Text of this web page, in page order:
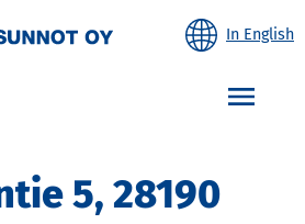
In English
5, 28190